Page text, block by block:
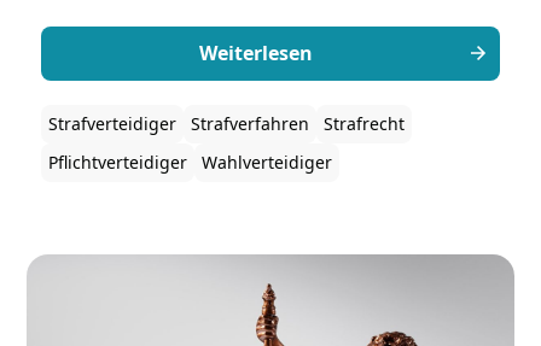
Weiterlesen
Strafverteidiger Strafverfahren
Strafrecht
Pflichtverteidiger
Wahlverteidiger